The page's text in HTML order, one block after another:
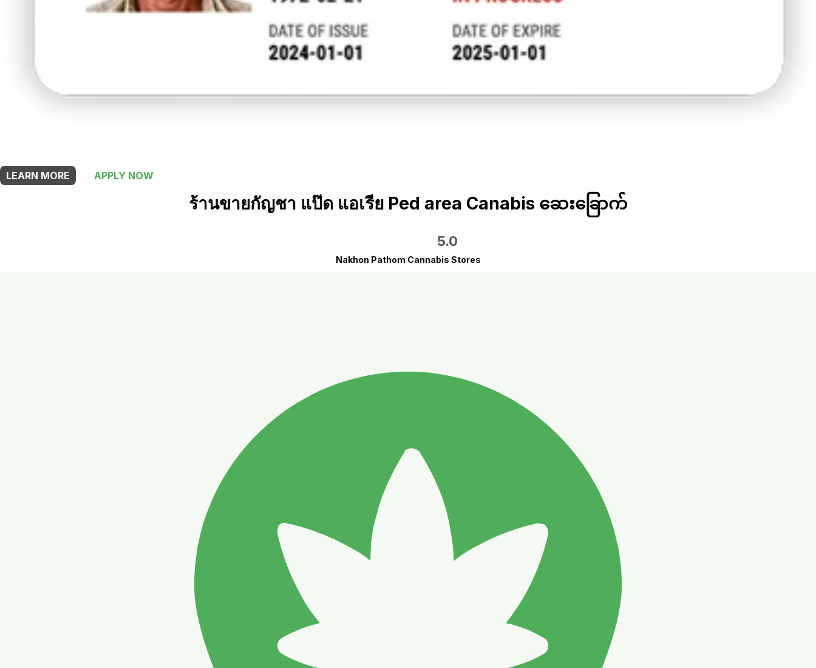
LEARN MORE
APPLY NOW
ร้านขายกัญชา แป๊ด แอเรีย Ped area Canabis ဆေးခြောက်
5.0
Nakhon Pathom Cannabis Stores